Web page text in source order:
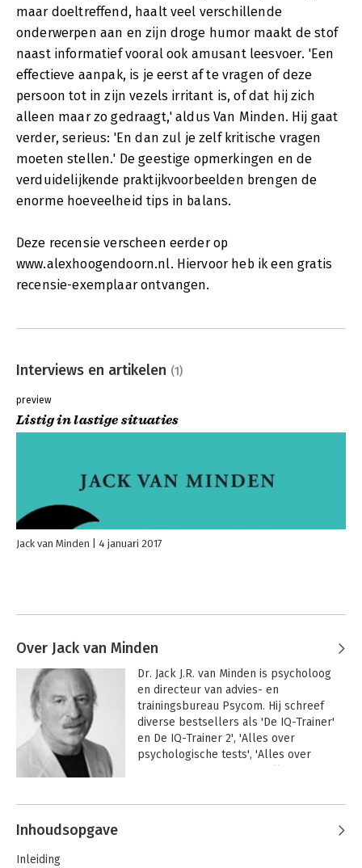
maar doeltreffend, haalt veel verschillende
onderwerpen aan en zijn droge humor maakt de stof
naast informatief vooral ook amusant leesvoer. 'Een
effectieve aanpak, is je eerst af te vragen of deze
persoon tot in zijn vezels irritant is, of dat hij zich
alleen maar zo gedraagt,' aldus Van Minden. Hij gaat
verder, serieus: 'En dan zul je zelf kritische vragen
moeten stellen.' De geestige opmerkingen en de
verduidelijkende praktijkvoorbeelden brengen de
enorme hoeveelheid tips in balans.
Deze recensie verscheen eerder op
www.alexhoogendoorn.nl. Hiervoor heb ik een gratis
recensie-exemplaar ontvangen.
Interviews en artikelen (1)
preview
Listig in lastige situaties
Jack van Minden 4 januari 2017
Over Jack van Minden
Dr. Jack J.R. van Minden is psycholoog
en directeur van advies- en
trainingsbureau Psycom. Hij schreef
diverse bestsellers als 'De IQ-Trainer'
en De IQ-Trainer 2', 'Alles over
psychologische tests', 'Alles over
ook in het Engels en Duits
Andere boeken door Jack van
Minden
Inhoudsopgave
Inleiding